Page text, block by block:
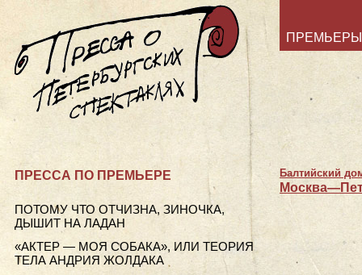
ПРЕМЬЕРЫ
Балтийский
ПРЕССА ПО ПРЕМЬЕРЕ
ПОТОМУ ЧТО ОТЧИЗНА, ЗИНОЧКА,
ДЫШИТ НА ЛАДАН
«АКТЕР — МОЯ СОБАКА», ИЛИ ТЕОРИЯ
ТЕЛА АНДРИЯ ЖОЛДАКА